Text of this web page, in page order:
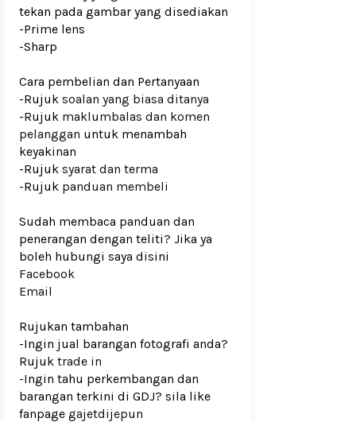
tekan pada gambar yang disediakan
-Prime lens
-Sharp
Cara pembelian dan Pertanyaan
-Rujuk soalan yang biasa ditanya
-Rujuk maklumbalas dan komen
pelanggan untuk menambah
keyakinan
-Rujuk syarat dan terma
-Rujuk panduan membeli
Sudah membaca panduan dan
penerangan dengan teliti? Jika ya
boleh hubungi saya disini
Facebook
Email
Rujukan tambahan
-Ingin jual barangan fotografi anda?
Rujuk trade in
-Ingin tahu perkembangan dan
barangan terkini di GDJ? sila like
fanpage gajetdijepun